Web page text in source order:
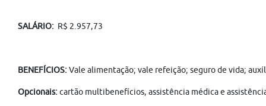
SALÁRIO: R$ 2.957,73
BENEFÍCIOS:Vale alimentação; vale refeição; seguro de vida;
Opcionais:cartão multibenefícios, assistência médica e